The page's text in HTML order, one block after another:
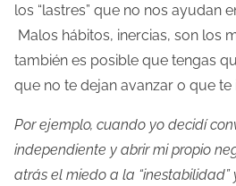
los “lastres” que no nos ayudan
Malos hábitos, inercias, son los
también es posible que tengas
que no te dejan avanzar o que
Por ejemplo, cuando yo decidí
independiente y abrir mi propio
atrás el miedo a la “inestabilidad”